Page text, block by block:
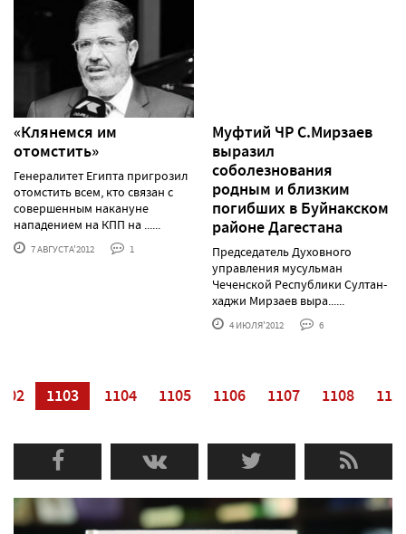
«Клянемся им
отомстить»
Генералитет Египта пригрозил
отомстить всем, кто связан с
совершенным накануне
нападением на КПП на ......
7 АВГУСТА'2012 1
Муфтий ЧР С.Мирзаев
выразил
соболезнования
родным и близким
погибших в Буйнакском
районе Дагестана
Председатель Духовного
управления мусульман
Чеченской Республики Султан-
хаджи Мирзаев выра......
4 ИЮЛЯ'2012 6
1103 1104 1105 1106 1107 1108